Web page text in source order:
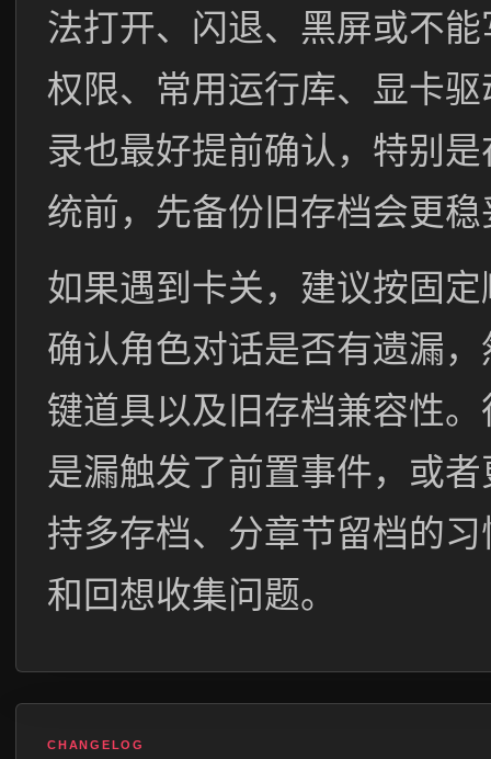
法打开、闪退、黑屏或不
权限、常用运行库、显卡
录也最好提前确认，特别
统前，先备份旧存档会更稳
如果遇到卡关，建议按固
确认角色对话是否有遗漏
键道具以及旧存档兼容性
是漏触发了前置事件，或
持多存档、分章节留档的
和回想收集问题。
CHANGELOG